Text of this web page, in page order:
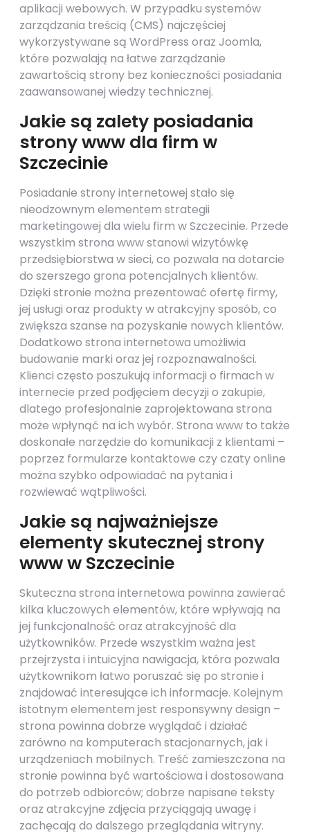
aplikacji webowych. W przypadku systemów
zarządzania treścią (CMS) najczęściej
wykorzystywane są WordPress oraz Joomla,
które pozwalają na łatwe zarządzanie
zawartością strony bez konieczności posiadania
zaawansowanej wiedzy technicznej.
Jakie są zalety posiadania
strony www dla firm w
Szczecinie
Posiadanie strony internetowej stało się
nieodzownym elementem strategii
marketingowej dla wielu firm w Szczecinie. Przede
wszystkim strona www stanowi wizytówkę
przedsiębiorstwa w sieci, co pozwala na dotarcie
do szerszego grona potencjalnych klientów.
Dzięki stronie można prezentować ofertę firmy,
jej usługi oraz produkty w atrakcyjny sposób, co
zwiększa szanse na pozyskanie nowych klientów.
Dodatkowo strona internetowa umożliwia
budowanie marki oraz jej rozpoznawalności.
Klienci często poszukują informacji o firmach w
internecie przed podjęciem decyzji o zakupie,
dlatego profesjonalnie zaprojektowana strona
może wpłynąć na ich wybór. Strona www to także
doskonałe narzędzie do komunikacji z klientami –
poprzez formularze kontaktowe czy czaty online
można szybko odpowiadać na pytania i
rozwiewać wątpliwości.
Jakie są najważniejsze
elementy skutecznej strony
www w Szczecinie
Skuteczna strona internetowa powinna zawierać
kilka kluczowych elementów, które wpływają na
jej funkcjonalność oraz atrakcyjność dla
użytkowników. Przede wszystkim ważna jest
przejrzysta i intuicyjna nawigacja, która pozwala
użytkownikom łatwo poruszać się po stronie i
znajdować interesujące ich informacje. Kolejnym
istotnym elementem jest responsywny design –
strona powinna dobrze wyglądać i działać
zarówno na komputerach stacjonarnych, jak i
urządzeniach mobilnych. Treść zamieszczona na
stronie powinna być wartościowa i dostosowana
do potrzeb odbiorców; dobrze napisane teksty
oraz atrakcyjne zdjęcia przyciągają uwagę i
zachęcają do dalszego przeglądania witryny.